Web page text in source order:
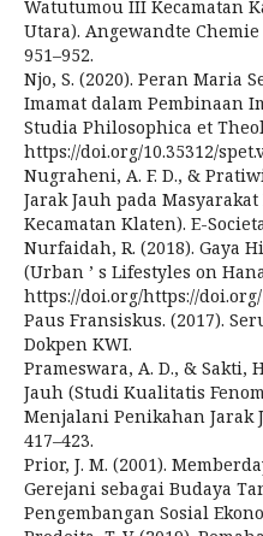
Watutumou III Kecamatan
Utara). Angewandte
951–952.
Njo, S. (2020). Peran Maria
Imamat dalam Pembinaan
Studia Philosophica et
https://doi.org/10.35312/
Nugraheni, A. F. D., &
Jarak Jauh pada
Kecamatan Klaten). E-
Nurfaidah, R. (2018). Gaya
(Urban ’ s Lifestyles on
https://doi.org/https://
Paus Fransiskus. (2017).
Dokpen KWI.
Prameswara, A. D., & Sakti,
Jauh (Studi Kualitatis
Menjalani Penikahan Jarak
417–423.
Prior, J. M. (2001).
Gerejani sebagai Budaya
Pengembangan Sosial